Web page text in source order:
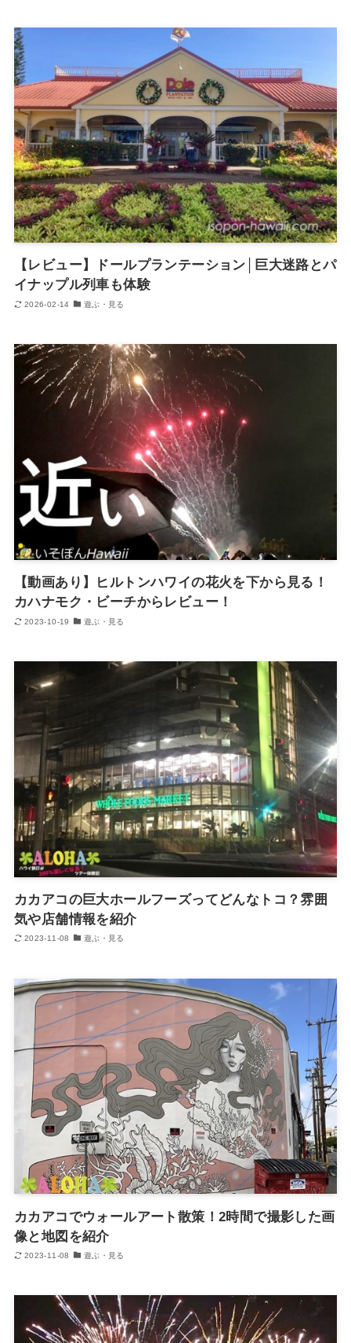
【レビュー】ドールプランテーション│巨大迷路とパ
イナップル列車も体験
2026-02-14 遊ぶ・見る
【動画あり】ヒルトンハワイの花火を下から見る！
カハナモク・ビーチからレビュー！
2023-10-19 遊ぶ・見る
カカアコの巨大ホールフーズってどんなトコ？雰囲
気や店舗情報を紹介
2023-11-08 遊ぶ・見る
カカアコでウォールアート散策！2時間で撮影した画
像と地図を紹介
2023-11-08 遊ぶ・見る